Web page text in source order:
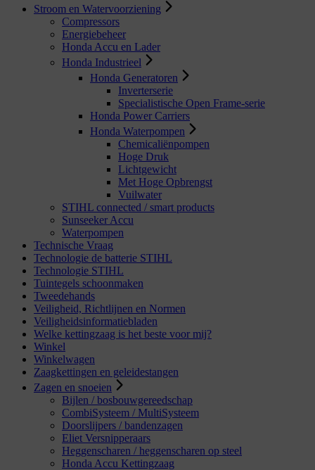
Stroom en Watervoorziening
Compressors
Energiebeheer
Honda Accu en Lader
Honda Industrieel
Honda Generatoren
Inverterserie
Specialistische Open Frame-serie
Honda Power Carriers
Honda Waterpompen
Chemicaliënpompen
Hoge Druk
Lichtgewicht
Met Hoge Opbrengst
Vuilwater
STIHL connected / smart products
Sunseeker Accu
Waterpompen
Technische Vraag
Technologie de batterie STIHL
Technologie STIHL
Tuintegels schoonmaken
Tweedehands
Veiligheid, Richtlijnen en Normen
Veiligheidsinformatiebladen
Welke kettingzaag is het beste voor mij?
Winkel
Winkelwagen
Zaagkettingen en geleidestangen
Zagen en snoeien
Bijlen / bosbouwgereedschap
CombiSysteem / MultiSysteem
Doorslijpers / bandenzagen
Eliet Versnipperaars
Heggenscharen / heggenscharen op steel
Honda Accu Kettingzaag